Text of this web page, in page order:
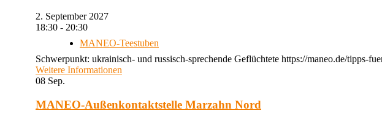
2. September 2027
18:30 - 20:30
MANEO-Teestuben
Schwerpunkt: ukrainisch- und russisch-sprechende Geflüchtete https://maneo.de/tipps-
Weitere Informationen
08 Sep.
MANEO-Außenkontaktstelle Marzahn Nord